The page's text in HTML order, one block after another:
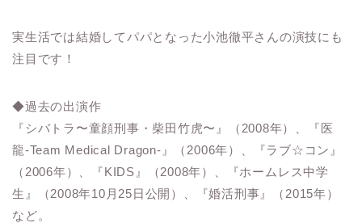
実生活では結婚してパパとなった小池徹平さんの演技にも
注目です！
◆過去の出演作
『シバトラ〜童顔刑事・柴田竹虎〜』（2008年）、『医
龍-Team Medical Dragon-』（2006年）、『ラブ☆コン』
（2006年）、『KIDS』（2008年）、『ホームレス中学
生』（2008年10月25日公開）、『婚活刑事』（2015年）
など。